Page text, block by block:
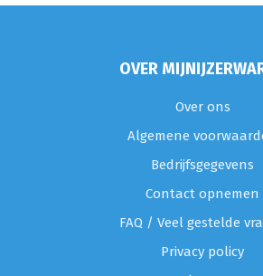
OVER
Over ons
Algemene
Bedrijfsgegevens
Contact opnemen
FAQ / Veel gestelde
Privacy policy